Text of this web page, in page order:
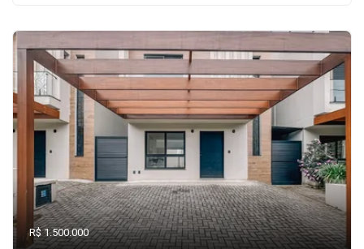
R$ 1.500.000